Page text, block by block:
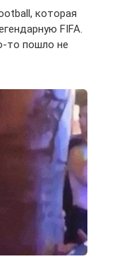
которая
FIFA.
то пошло не